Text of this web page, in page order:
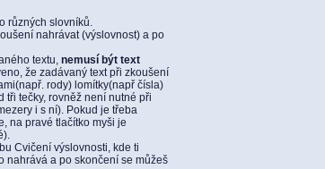
různých slovníků.
nahrávat (výslovnost) a po
textu, nemusí být text
že zadávaný text při zkoušení
rody) lomítky(např čísla)
tečky, rovněž není nutné při
i s ní). Pokud je třeba
na pravé tlačítko myši je
Cvičení výslovnosti, kde ti
nahrává a po skončení se můžeš